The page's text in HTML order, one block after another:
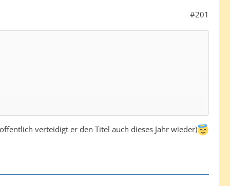
#201
verteidigt er den Titel auch dieses Jahr wieder)